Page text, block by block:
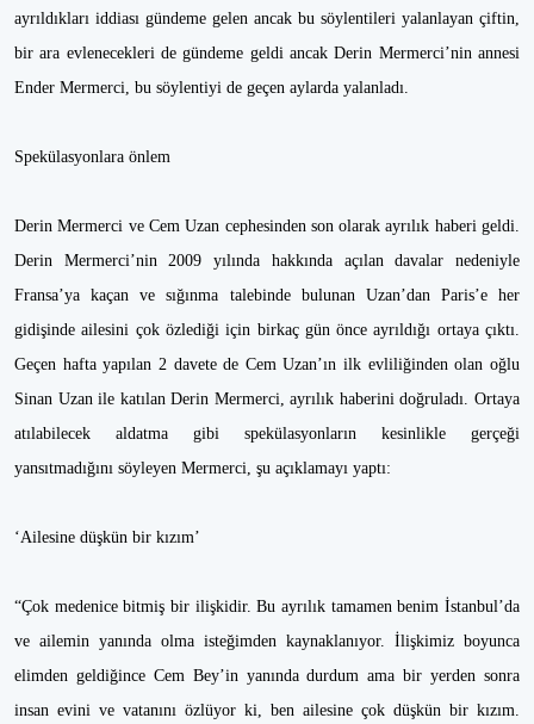
ayrıldıkları iddiası gündeme gelen ancak bu söylentileri yalanlayan çiftin,
bir ara evlenecekleri de gündeme geldi ancak Derin Mermerci’nin annesi
Ender Mermerci, bu söylentiyi de geçen aylarda yalanladı.
Spekülasyonlara önlem
Derin Mermerci ve Cem Uzan cephesinden son olarak ayrılık haberi geldi.
Derin Mermerci’nin 2009 yılında hakkında açılan davalar nedeniyle
Fransa’ya kaçan ve sığınma talebinde bulunan Uzan’dan Paris’e her
gidişinde ailesini çok özlediği için birkaç gün önce ayrıldığı ortaya çıktı.
Geçen hafta yapılan 2 davete de Cem Uzan’ın ilk evliliğinden olan oğlu
Sinan Uzan ile katılan Derin Mermerci, ayrılık haberini doğruladı. Ortaya
atılabilecek aldatma gibi spekülasyonların kesinlikle gerçeği
yansıtmadığını söyleyen Mermerci, şu açıklamayı yaptı:
‘Ailesine düşkün bir kızım’
“Çok medenice bitmiş bir ilişkidir. Bu ayrılık tamamen benim İstanbul’da
ve ailemin yanında olma isteğimden kaynaklanıyor. İlişkimiz boyunca
elimden geldiğince Cem Bey’in yanında durdum ama bir yerden sonra
insan evini ve vatanını özlüyor ki, ben ailesine çok düşkün bir kızım.